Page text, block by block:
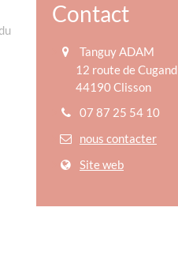
Contact
Tanguy ADAM
12 route de Cugand
44190 Clisson
07 87 25 54 10
nous contacter
Site web